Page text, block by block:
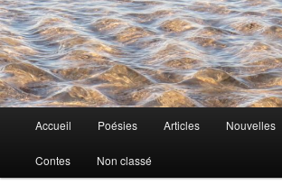
principal
Accueil Poésies Articles Nouvelles
Contes Non classé